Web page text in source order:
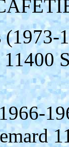
(1973-